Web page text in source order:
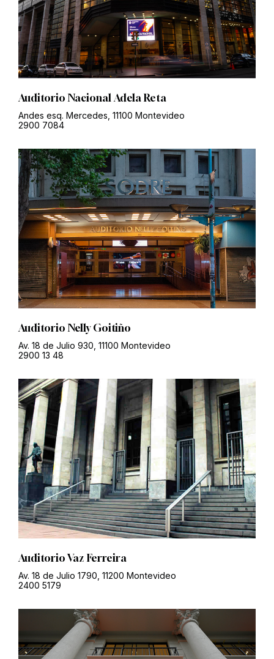
Auditorio Nacional Adela Reta
Andes esq. Mercedes, 11100 Montevideo
2900 7084
Auditorio Nelly Goitiño
Av. 18 de Julio 930, 11100 Montevideo
2900 13 48
Auditorio Vaz Ferreira
Av. 18 de Julio 1790, 11200 Montevideo
2400 5179